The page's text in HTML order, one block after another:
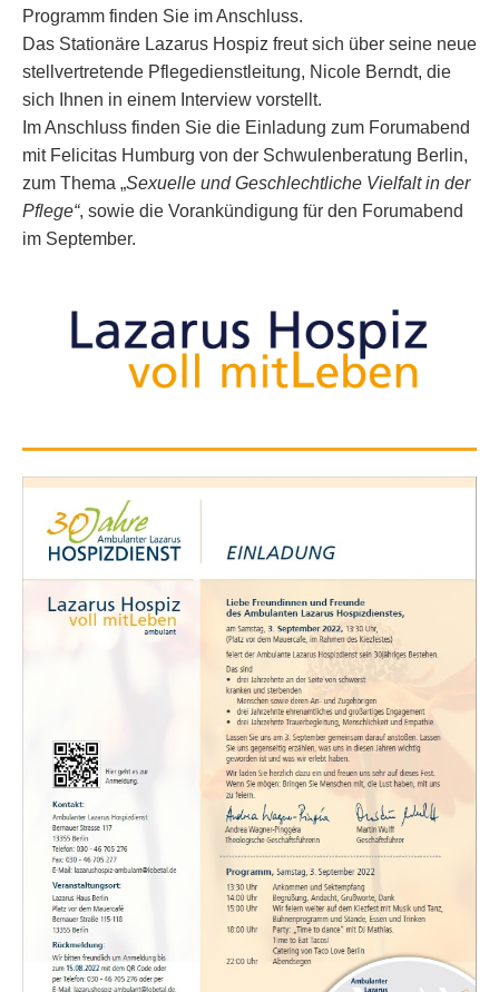
Programm finden Sie im Anschluss.
Das Stationäre Lazarus Hospiz freut sich über seine neue
stellvertretende Pflegedienstleitung, Nicole Berndt, die
sich Ihnen in einem Interview vorstellt.
Im Anschluss finden Sie die Einladung zum Forumabend
mit Felicitas Humburg von der Schwulenberatung Berlin,
zum Thema „Sexuelle und Geschlechtliche Vielfalt in der
Pflege“, sowie die Vorankündigung für den Forumabend
im September.